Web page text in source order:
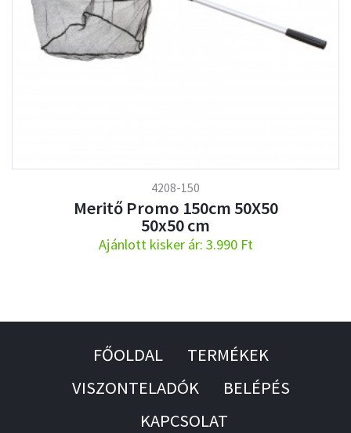
4208-150
Meritő Promo 150cm 50X50
50x50 cm
Ajánlott kisker ár: 3.990 Ft
FŐOLDAL
TERMÉKEK
VISZONTELADÓK
BELÉPÉS
KAPCSOLAT